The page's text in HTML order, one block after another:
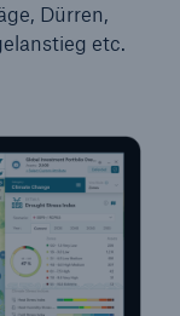
Dürren,
etc.